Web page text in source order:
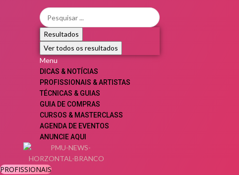
Resultados
Ver todos os resultados
Menu
DICAS & NOTÍCIAS
PROFISSIONAIS & ARTISTAS
TÉCNICAS & GUIAS
GUIA DE COMPRAS
CURSOS & MASTERCLASS
AGENDA DE EVENTOS
ANUNCIE AQUI
PROFISSIONAIS